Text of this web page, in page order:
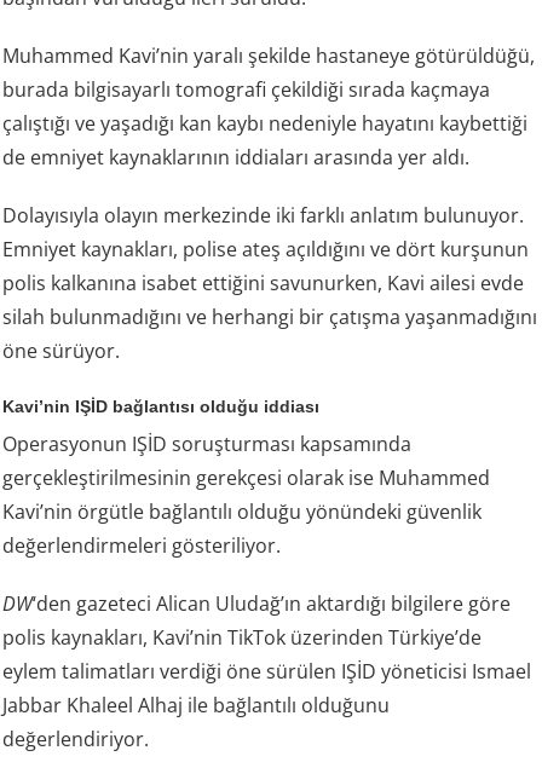
Muhammed Kavi’nin yaralı şekilde hastaneye götürüldüğü,
burada bilgisayarlı tomografi çekildiği sırada kaçmaya
çalıştığı ve yaşadığı kan kaybı nedeniyle hayatını kaybettiği
de emniyet kaynaklarının iddiaları arasında yer aldı.
Dolayısıyla olayın merkezinde iki farklı anlatım bulunuyor.
Emniyet kaynakları, polise ateş açıldığını ve dört kurşunun
polis kalkanına isabet ettiğini savunurken, Kavi ailesi evde
silah bulunmadığını ve herhangi bir çatışma yaşanmadığını
öne sürüyor.
Kavi’nin IŞİD bağlantısı olduğu iddiası
Operasyonun IŞİD soruşturması kapsamında
gerçekleştirilmesinin gerekçesi olarak ise Muhammed
Kavi’nin örgütle bağlantılı olduğu yönündeki güvenlik
değerlendirmeleri gösteriliyor.
DW‘den gazeteci Alican Uludağ’ın aktardığı bilgilere göre
polis kaynakları, Kavi’nin TikTok üzerinden Türkiye’de
eylem talimatları verdiği öne sürülen IŞİD yöneticisi Ismael
Jabbar Khaleel Alhaj ile bağlantılı olduğunu
değerlendiriyor.